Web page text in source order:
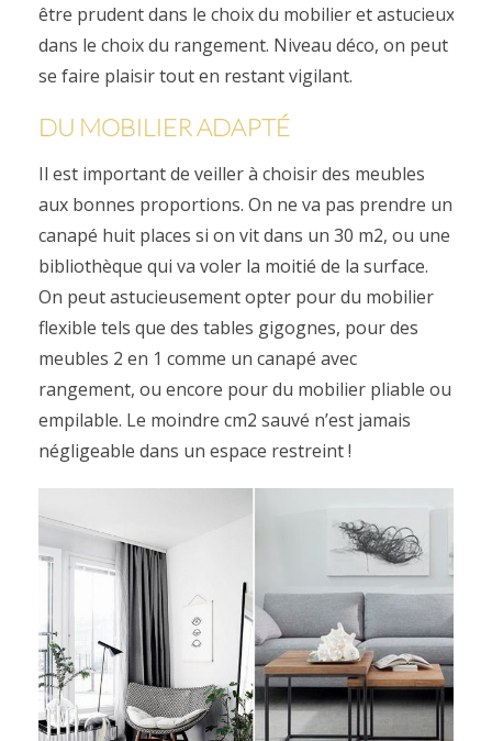
être prudent dans le choix du mobilier et astucieux
dans le choix du rangement. Niveau déco, on peut
se faire plaisir tout en restant vigilant.
DU MOBILIER ADAPTÉ
Il est important de veiller à choisir des meubles
aux bonnes proportions. On ne va pas prendre un
canapé huit places si on vit dans un 30 m2, ou une
bibliothèque qui va voler la moitié de la surface.
On peut astucieusement opter pour du mobilier
flexible tels que des tables gigognes, pour des
meubles 2 en 1 comme un canapé avec
rangement, ou encore pour du mobilier pliable ou
empilable. Le moindre cm2 sauvé n’est jamais
négligeable dans un espace restreint !